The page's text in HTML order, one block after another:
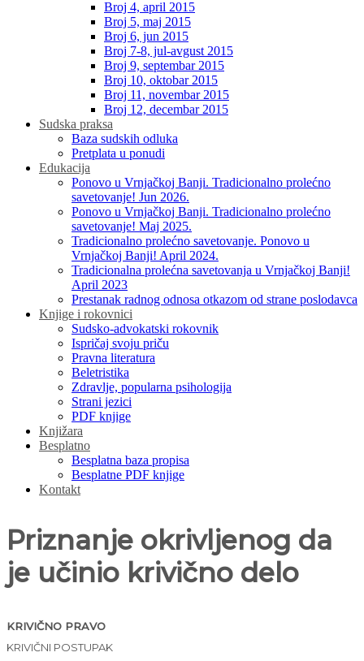
Broj 4, april 2015
Broj 5, maj 2015
Broj 6, jun 2015
Broj 7-8, jul-avgust 2015
Broj 9, septembar 2015
Broj 10, oktobar 2015
Broj 11, novembar 2015
Broj 12, decembar 2015
Sudska praksa
Baza sudskih odluka
Pretplata u ponudi
Edukacija
Ponovo u Vrnjačkoj Banji. Tradicionalno prolećno
savetovanje! Jun 2026.
Ponovo u Vrnjačkoj Banji. Tradicionalno prolećno
savetovanje! Maj 2025.
Tradicionalno prolećno savetovanje. Ponovo u
Vrnjačkoj Banji! April 2024.
Tradicionalna prolećna savetovanja u Vrnjačkoj Banji!
April 2023
Prestanak radnog odnosa otkazom od strane poslodavca
Knjige i rokovnici
Sudsko-advokatski rokovnik
Ispričaj svoju priču
Pravna literatura
Beletristika
Zdravlje, popularna psihologija
Strani jezici
PDF knjige
Knjižara
Besplatno
Besplatna baza propisa
Besplatne PDF knjige
Kontakt
Priznanje okrivljenog da
je učinio krivično delo
KRIVIČNO PRAVO
KRIVIČNI POSTUPAK